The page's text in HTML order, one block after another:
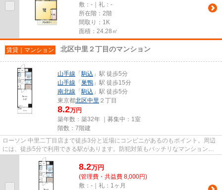
敷：-｜礼：-
所在階：2階
間取り：1K
面積：24.28㎡
賃貸｜マンション 北区中里２丁目のマンション
山手線 「駒込 」駅 徒歩5分
山手線 「 巣鴨 」駅 徒歩15分
南北線 「駒込 」駅 徒歩5分
東京都北区中里 ２丁目
8.2万円
築年数：築32年 ｜募集中： 1室
階数：7階建
ローソン 中里二丁目店まで徒歩3分と近場にコンビニがあるのもポイント。周辺
には、徒歩5分で利用できる駅があります。防犯対策もバッチリなマンションタ
イプの物件です。利用可能な駅...
8.2万円
(管理費・共益費 8,000円)
敷：-｜礼：1ヶ月